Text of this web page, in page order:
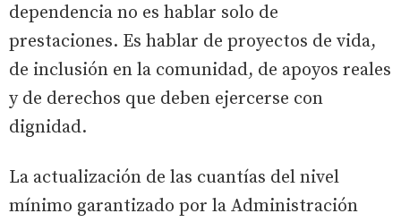
dependencia no es hablar solo de
prestaciones. Es hablar de proyectos de vida,
de inclusión en la comunidad, de apoyos reales
y de derechos que deben ejercerse con
dignidad.
La actualización de las cuantías del nivel
mínimo garantizado por la Administración